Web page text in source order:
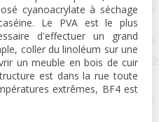
cyanoacrylate à séchage
Le PVA est le plus
d'effectuer un grand
coller du linoléum sur une
un meuble en bois de cuir
est dans la rue toute
extrêmes, BF4 est